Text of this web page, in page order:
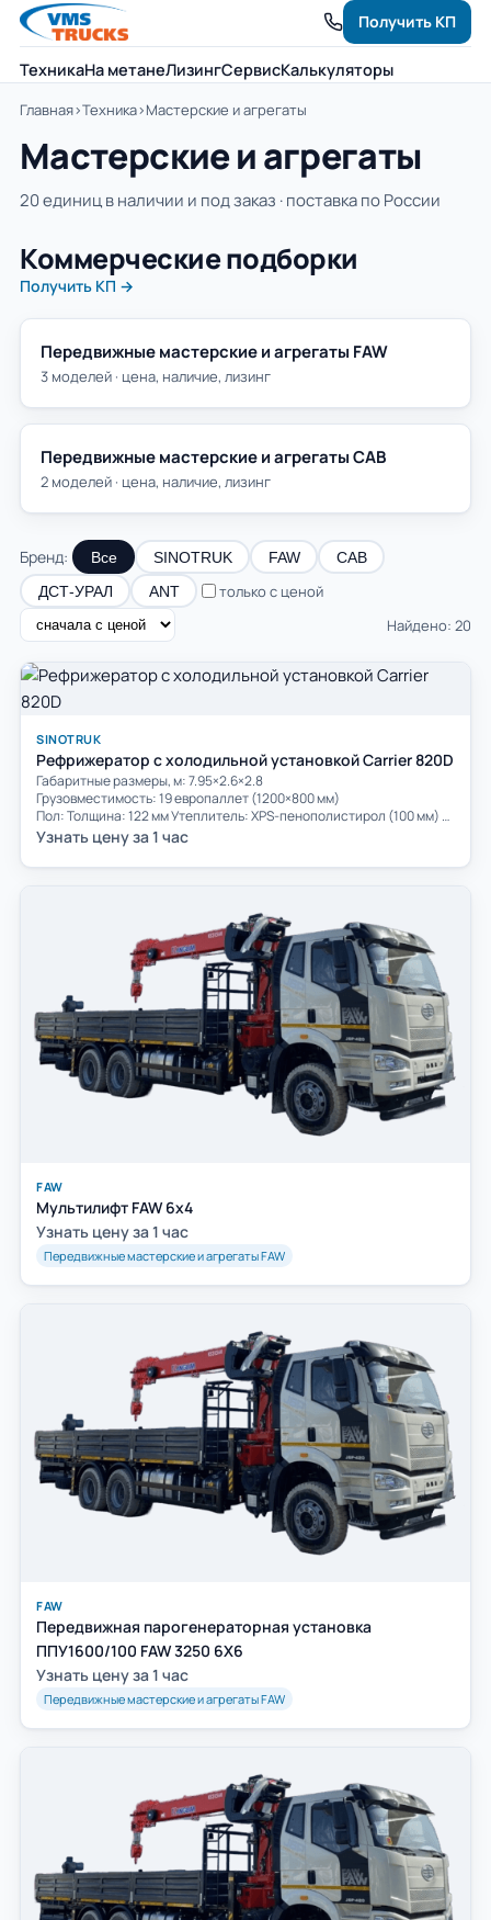
ТехникаНа метанеЛизингСервисКалькуляторы
Получить КП
Главная›Техника›Мастерские и агрегаты
Мастерские и агрегаты
20 единиц в наличии и под заказ · поставка по России
Коммерческие подборки
Получить КП →
Передвижные мастерские и агрегаты FAW
3 моделей · цена, наличие, лизинг
Передвижные мастерские и агрегаты САВ
2 моделей · цена, наличие, лизинг
Бренд: Все SINOTRUK FAW
САВ
ДСТ-УРАЛ
ANT
только с ценой
Найдено: 20
SINOTRUK
Рефрижератор с холодильной установкой Carrier 820D
Габаритные размеры, м: 7.95×2.6×2.8
Грузовместимость: 19 европаллет (1200×800 мм)
Пол: Толщина: 122 мм Утеплитель: XPS-пенополистирол (100 мм) Покрытие: 3 мм алюминиевый рифлёный лист + 16 мм бамбуковая фанера. Основание: 2.5 мм FRP.
Узнать цену за 1 час
FAW
Мультилифт FAW 6x4
Узнать цену за 1 час
Передвижные мастерские и агрегаты FAW
FAW
Передвижная парогенераторная установка
ППУ1600/100 FAW 3250 6Х6
Узнать цену за 1 час
Передвижные мастерские и агрегаты FAW